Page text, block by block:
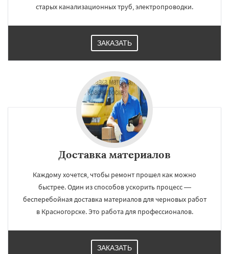
старых канализационных труб, электропроводки.
ЗАКАЗАТЬ
Доставка материалов
Каждому хочется, чтобы ремонт прошел как можно
быстрее. Один из способов ускорить процесс —
бесперебойная доставка материалов для черновых работ
в Красногорске. Это работа для профессионалов.
ЗАКАЗАТЬ